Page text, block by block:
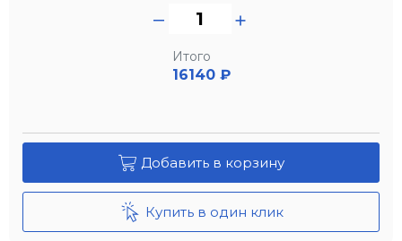
Итого
16140 ₽
Добавить в корзину
Купить в один клик